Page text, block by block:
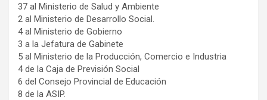
37 al Ministerio de Salud y Ambiente
2 al Ministerio de Desarrollo Social.
4 al Ministerio de Gobierno
3 a la Jefatura de Gabinete
5 al Ministerio de la Producción, Comercio e Industria
4 de la Caja de Previsión Social
6 del Consejo Provincial de Educación
8 de la ASIP.